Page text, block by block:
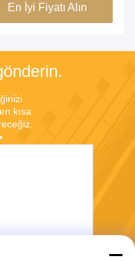
En İyi Fiyatı Alın
kısa